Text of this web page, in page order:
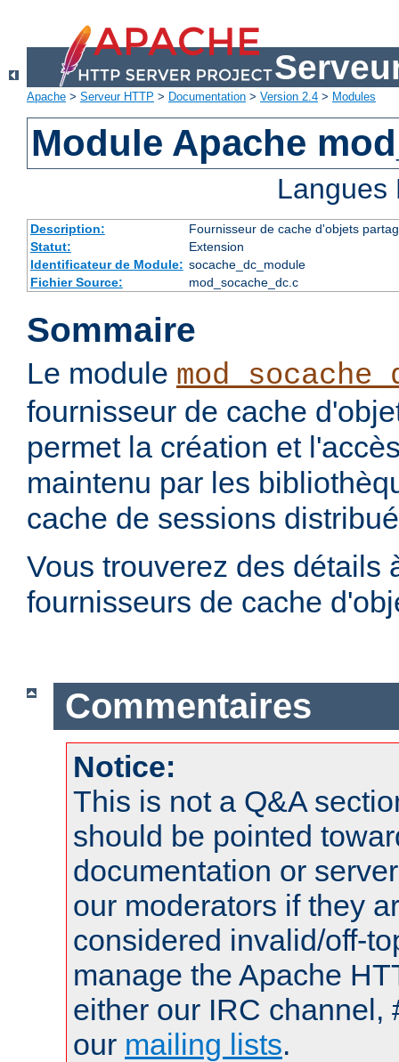
Apache > Serveur HTTP > Documentation > Version 2.4 > Modules
Module Apache
Description:
Fournisseur de cache d'objets
Statut:
Extension
Identificateur de Module: socache_dc_module
Fichier Source:
mod_socache_dc.c
Sommaire
Le module
fournisseur de cache
permet la création et
maintenu par les
cache de sessions
Vous trouverez des détails
fournisseurs de cache
Commentaires
Notice:
This is not a Q&A
should be pointed
documentation or
our moderators if they
considered invalid/off-
manage the Apache
either our IRC channel,
our mailing lists.